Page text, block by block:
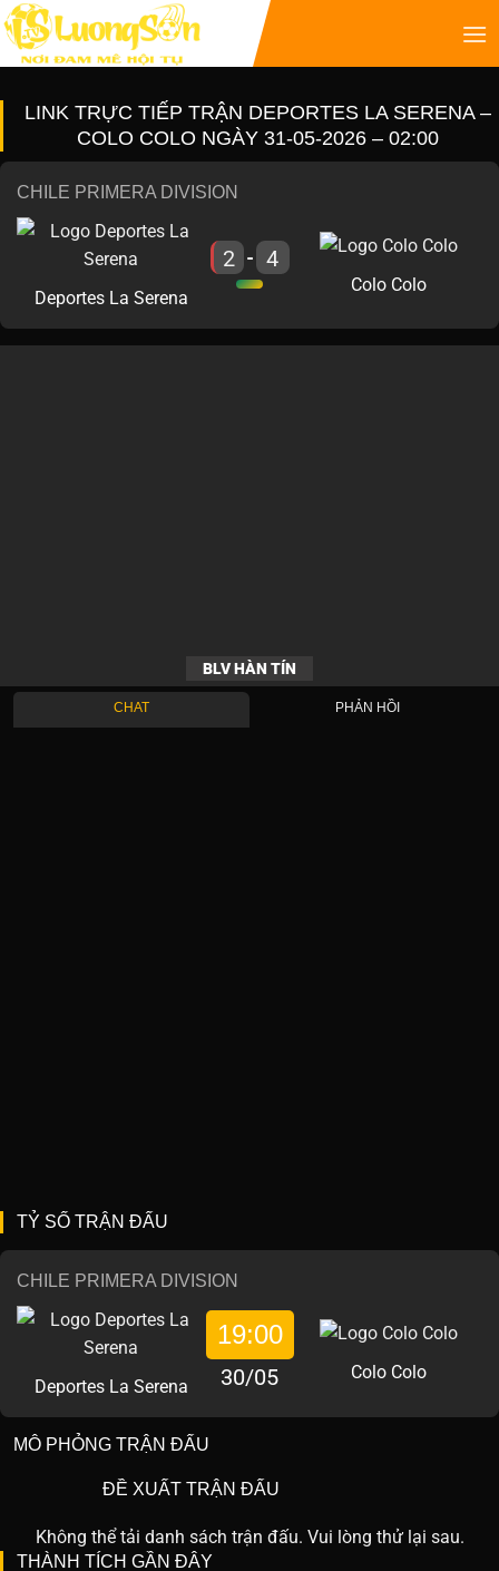
LINK TRỰC TIẾP TRẬN DEPORTES LA SERENA –
COLO COLO NGÀY 31-05-2026 – 02:00
CHILE PRIMERA DIVISION
Deportes La Serena
2 - 4
Colo Colo
BLV HÀN TÍN
CHAT PHẢN HỒI
TỶ SỐ TRẬN ĐẤU
CHILE PRIMERA DIVISION
Deportes La Serena
19:00
30/05 Colo Colo
MÔ PHỎNG TRẬN ĐẤU
ĐỀ XUẤT TRẬN ĐẤU
Không thể tải danh sách trận đấu. Vui lòng thử lại sau.
THÀNH TÍCH GẦN ĐÂY